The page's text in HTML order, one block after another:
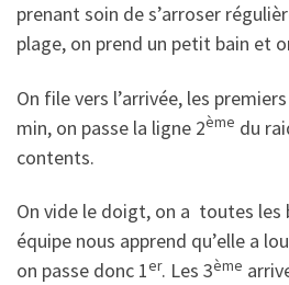
prenant soin de s’arroser
plage, on prend un petit bain et
On file vers l’arrivée, les
min, on passe la ligne 2ème du
contents.
On vide le doigt, on a toutes les
équipe nous apprend qu’elle a
on passe donc 1er. Les 3ème